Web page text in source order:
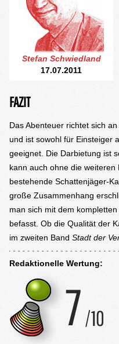
Stefan Schwiedland
17.07.2011
FAZIT
Das Abenteuer richtet sich
und ist sowohl für Einsteiger
geeignet. Die Darbietung ist
kann auch ohne die
bestehende Schattenjäger-
große Zusammenhang
man sich mit dem
befasst. Ob die Qualität der
im zweiten Band Stadt der
Redaktionelle Wertung: